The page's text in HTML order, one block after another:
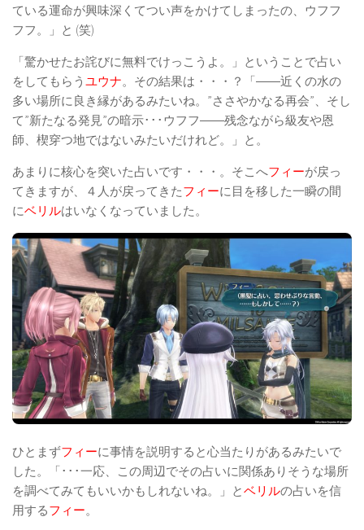
ている運命が興味深くてつい声をかけてしまったの、ウフフ
フフ。」と (笑)
「驚かせたお詫びに無料でけっこうよ。」ということで占い
をしてもらう ユウナ。その結果は・・・？「――近くの水の
多い場所に良き縁があるみたいね。”ささやかなる再会”、そし
て”新たなる発見”の暗示･･･ウフフ――残念ながら級友や恩
師、楔穿つ地ではないみたいだけれど。」と。
あまりに核心を突いた占いです・・・。そこへフィーが戻っ
てきますが、４人が戻ってきたフィーに目を移した一瞬の間
にベリルはいなくなっていました。
ひとまずフィーに事情を説明すると心当たりがあるみたいで
した。「･･･一応、この周辺でその占いに関係ありそうな場所
を調べてみてもいいかもしれないね。」とベリルの占いを信
用するフィー。